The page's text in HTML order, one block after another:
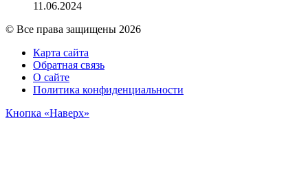
11.06.2024
© Все права защищены 2026
Карта сайта
Обратная связь
О сайте
Политика конфиденциальности
Кнопка «Наверх»